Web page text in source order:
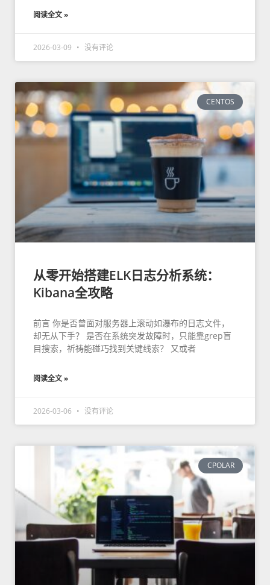
阅读全文 »
2026-03-09 没有评论
CENTOS
从零开始搭建ELK日志分析系统：
Kibana全攻略
前言 你是否曾面对服务器上滚动如瀑布的日志文件，
却无从下手？ 是否在系统突发故障时，只能靠grep盲
目搜索，祈祷能碰巧找到关键线索？ 又或者
阅读全文 »
2026-03-06 没有评论
CPOLAR